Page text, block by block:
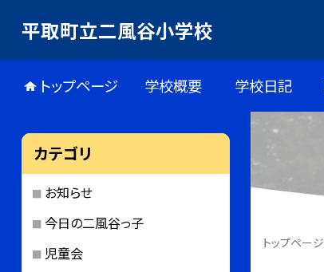
平取町立二風谷小学校
トップページ 学校概要 学校日記
トップページ
カテゴリ
お知らせ
今日の二風谷っ子
児童会